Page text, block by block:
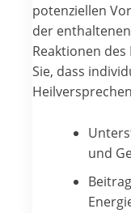
potenziellen
der
Reaktionen
Sie, dass
und